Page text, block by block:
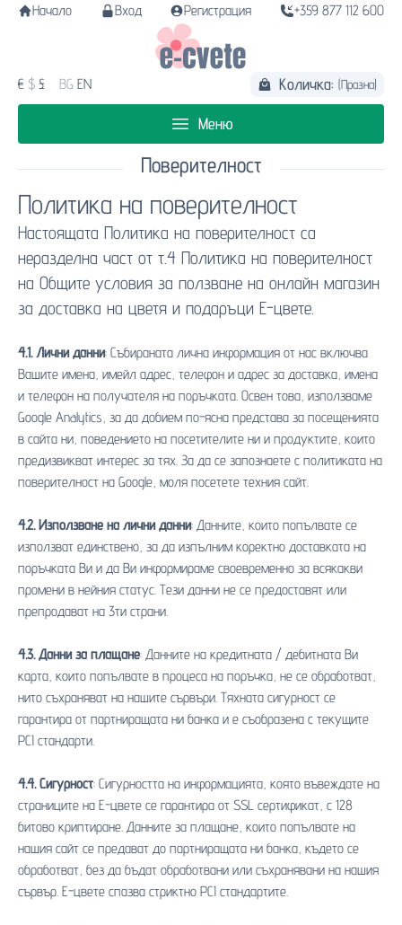
Начало Вход Регистрация +359 877 112 600
€ $ £ BG EN Количка: (Празна)
Меню
Поверителност
Политика на поверителност
Настоящата Политика на поверителност са
неразделна част от т.4 Политика на поверителност
на Общите условия за ползване на онлайн магазин
за доставка на цветя и подаръци Е-цвете.
4.1. Лични данни: Събираната лична информация от нас включва
Вашите имена, имейл адрес, телефон и адрес за доставка, имена
и телефон на получателя на поръчката. Освен това, използваме
Google Analytics, за да добием по-ясна представа за посещенията
в сайта ни, поведението на посетителите ни и продуктите, които
предизвикват интерес за тях. За да се запознаете с политиката на
поверителност на Google, моля посетете техния сайт.
4.2. Използване на лични данни: Данните, които попълвате се
използват единствено, за да изпълним коректно доставката на
поръчката Ви и да Ви информираме своевременно за всякакви
промени в нейния статус. Тези данни не се предоставят или
препродават на 3ти страни.
4.3. Данни за плащане: Данните на кредитната / дебитната Ви
карта, които попълвате в процеса на поръчка, не се обработват,
нито съхраняват на нашите сървъри. Тяхната сигурност се
гарантира от партниращата ни банка и е съобразена с текущите
PCI стандарти.
4.4. Сигурност: Сигурността на информацията, която въвеждате на
страниците на Е-цвете се гарантира от SSL сертификат, с 128
битово криптиране. Данните за плащане, които попълвате на
нашия сайт се предават до партниращата ни банка, където се
обработват, без да бъдат обработвани или съхранявани на нашия
сървър. Е-цвете спазва стриктно PCI стандартите.